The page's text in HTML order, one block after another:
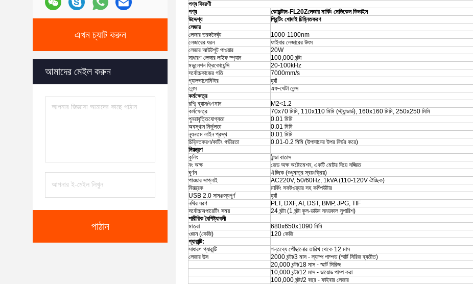
এখন চ্যাট করুন
আমাদের মেইল করুন
পাঠান
পণ্য বিবরণী
পণ্য
কোয়ান্টাম-FL20Zলেজার মার্কিং মেডিকেল ডিভাইস
উদ্দেশ্য
প্রিন্টিং খোদাই চিহ্নিতকরণ
লেজার
লেজার তরঙ্গদৈর্ঘ্য
1000-1100nm
লেজারের ধরন
ফাইবার লেজারের উৎস
লেজার আউটপুট পাওয়ার
20W
সাধারণ লেজার লাইফ স্প্যান
100,000 ঘন্টা
মডুলেশন ফ্রিকোয়েন্সি
20-100kHz
সর্বোচ্চকাজের গতি
7000mm/s
গ্যালভানোমিটার
হ্যাঁ
লেন্স
এফ-থেটা লেন্স
কর্মক্ষেত্র
রশ্মি ব্যাস/গুণমান
M2<1.2
কর্মক্ষেত্র
70x70 মিমি, 110x110 মিমি (স্ট্যান্ডার্ড), 160x160 মিমি, 250x250 মিমি
পুনরাবৃত্তিযোগ্যতা
0.01 মিমি
অবস্থান নির্ভুলতা
0.01 মিমি
ন্যূনতম লাইন প্রস্থ
0.01 মিমি
চিহ্নিতকরণ/কাটিং গভীরতা
0.01-0.2 মিমি (উপাদানের উপর নির্ভর করে)
নিয়ন্ত্রণ
কুলিং
ঠান্ডা বাতাস
নং অক্ষ
জেড অক্ষ অটোমেশন, একটি মোটর দিয়ে সজ্জিত
ঘূর্ণন
ঐচ্ছিক (শুধুমাত্র স্বয়ংক্রিয়)
পাওয়ার সাপ্লাই
AC220V, 50/60Hz, 1kVA (110-120V ঐচ্ছিক)
নিয়ন্ত্রক
মার্কিং সফটওয়্যার সহ কম্পিউটার
USB 2.0 সামঞ্জস্যপূর্ণ
হ্যাঁ
নথির ধরণ
PLT, DXF, AI, DST, BMP, JPG, TIF
সর্বোচ্চঅপারেটিং সময়
24 ঘন্টা (1 ঘন্টা কুল-ডাউন সময়কাল সুপারিশ)
শারীরিক বৈশিষ্ট্যাবলী
মাত্রা
680x650x1090 মিমি
ওজন (কেজি)
120 কেজি
গ্যারান্টি:
সাধারণ গ্যারান্টি
গন্তব্যে পৌঁছানোর তারিখ থেকে 12 মাস
লেজার উত্স
2000 ঘন্টা/3 মাস - ল্যাম্প পাম্পড (স্মার্ট সিরিজ ব্যতীত)
20,000 ঘন্টা/18 মাস - স্মার্ট সিরিজ
10,000 ঘন্টা/12 মাস - ডায়োড পাম্প করা
100,000 ঘন্টা/2 বছর - ফাইবার লেজার